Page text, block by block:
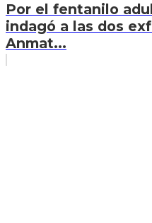
Por el fentanilo
indagó a las dos
Anmat...